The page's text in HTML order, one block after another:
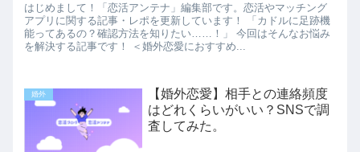
はじめまして！「恋活アンテナ」編集部です。恋活やマッチング
アプリに関する記事・レポを更新しています！ 「カドルに足跡機
能ってあるの？確認方法を知りたい……！」 今回はそんなお悩み
を解決する記事です！ ＜婚外恋愛におすすめ...
婚外
【婚外恋愛】相手との連絡頻度
はどれくらいがいい？SNSで調
査してみた。